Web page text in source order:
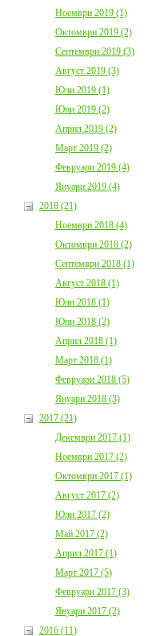
Ноември 2019 (1)
Октомври 2019 (2)
Септември 2019 (3)
Август 2019 (3)
Юли 2019 (1)
Юни 2019 (2)
Април 2019 (2)
Март 2019 (2)
Февруари 2019 (4)
Януари 2019 (4)
2018 (21)
Ноември 2018 (4)
Октомври 2018 (2)
Септември 2018 (1)
Август 2018 (1)
Юли 2018 (1)
Юни 2018 (2)
Април 2018 (1)
Март 2018 (1)
Февруари 2018 (5)
Януари 2018 (3)
2017 (21)
Декември 2017 (1)
Ноември 2017 (2)
Октомври 2017 (1)
Август 2017 (2)
Юли 2017 (2)
Май 2017 (2)
Април 2017 (1)
Март 2017 (5)
Февруари 2017 (3)
Януари 2017 (2)
2016 (11)